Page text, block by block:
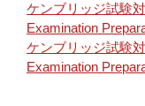
ケンブリッジ試験
Examination
ケンブリッジ試験
Examination